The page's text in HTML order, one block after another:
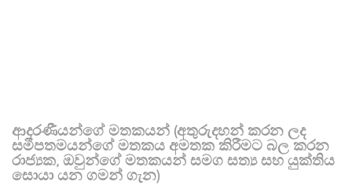
ආදරණීයන්ගේ මතකයන් (අතුරුදහන් කරන ලද
සමීපතමයන්ගේ මතකය අමතක කිරීමට බල කරන
රාජ්‍යක, ඔවුන්ගේ මතකයන් සමග සත්‍ය සහ යුක්තිය
සොයා යන ගමන් ගැන)